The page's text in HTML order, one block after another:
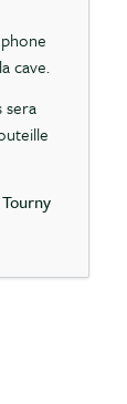
cave.
sera